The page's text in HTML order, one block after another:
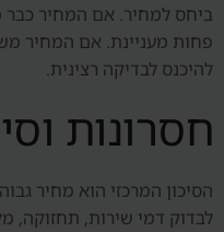
ביחס למחיר. אם המחיר
פחות מעניינת. אם המחיר
להיכנס לבדיקה רצינית.
חסרונות
הסיכון המרכזי הוא מחיר
לבדוק דמי שירות, תחזוקה,